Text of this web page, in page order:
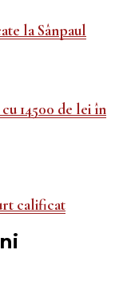
la Sânpaul
14500 de lei în
calificat